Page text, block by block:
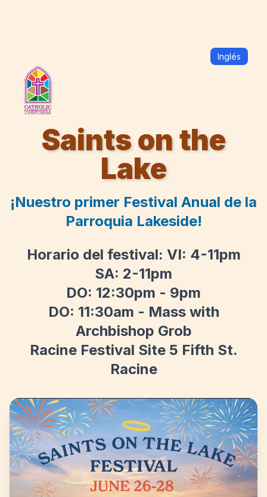
Inglés
Saints on the
Lake
¡Nuestro primer Festival Anual de la
Parroquia Lakeside!
Horario del festival: VI: 4-11pm
SA: 2-11pm
DO: 12:30pm - 9pm
DO: 11:30am - Mass with
Archbishop Grob
Racine Festival Site 5 Fifth St.
Racine